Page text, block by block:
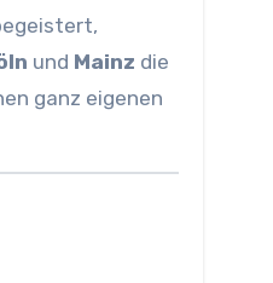
und Mainz die
ganz eigenen